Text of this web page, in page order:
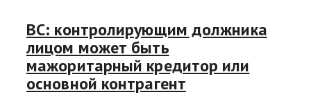
ВС: контролирующим должника
лицом может быть
мажоритарный кредитор или
основной контрагент